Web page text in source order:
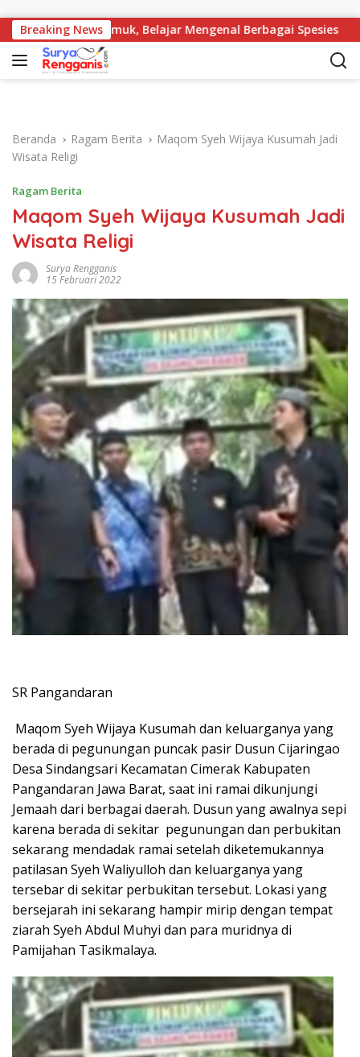
Breaking News
Nyamuk, Belajar Mengenal Berbagai Spesies Korwil
Beranda Ragam Berita
Maqom Syeh Wijaya Kusumah Jadi
Wisata Religi
Ragam Berita
Maqom Syeh Wijaya Kusumah Jadi
Wisata Religi
Surya Rengganis
15 Februari 2022
SR Pangandaran
Maqom Syeh Wijaya Kusumah dan keluarganya yang
berada di pegunungan puncak pasir Dusun Cijaringao
Desa Sindangsari Kecamatan Cimerak Kabupaten
Pangandaran Jawa Barat, saat ini ramai dikunjungi
Jemaah dari berbagai daerah. Dusun yang awalnya sepi
karena berada di sekitar pegunungan dan perbukitan
sekarang mendadak ramai setelah diketemukannya
patilasan Syeh Waliyulloh dan keluarganya yang
tersebar di sekitar perbukitan tersebut. Lokasi yang
bersejarah ini sekarang hampir mirip dengan tempat
ziarah Syeh Abdul Muhyi dan para muridnya di
Pamijahan Tasikmalaya.